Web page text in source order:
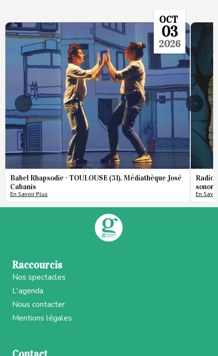
OCT
03
2026
Babel Rhapsodie - TOULOUSE (31), Médiathèque José
Cabanis
En Savoir Plus
Radio
En
Raccourcis
Nos spectacles
L'agenda
Nous contacter
Mentions légales